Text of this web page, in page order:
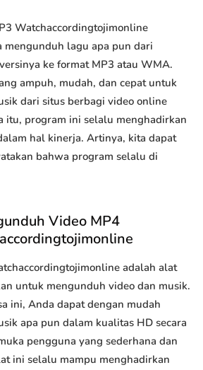
Watchaccordingtojimonline
mengunduh lagu apa pun dari
ke format MP3 atau WMA.
ampuh, mudah, dan cepat untuk
dari situs berbagi video online
itu, program ini selalu menghadirkan
hal kinerja. Artinya, kita dapat
bahwa program selalu di
Video MP4
adalah alat
untuk mengunduh video dan musik.
ini, Anda dapat dengan mudah
apa pun dalam kualitas HD secara
pengguna yang sederhana dan
ini selalu mampu menghadirkan